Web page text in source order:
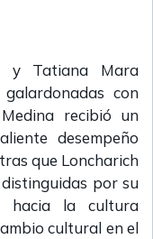
y Tatiana Mara
con
recibió un
desempeño
que Loncharich
por su
hacia la cultura
cultural en el